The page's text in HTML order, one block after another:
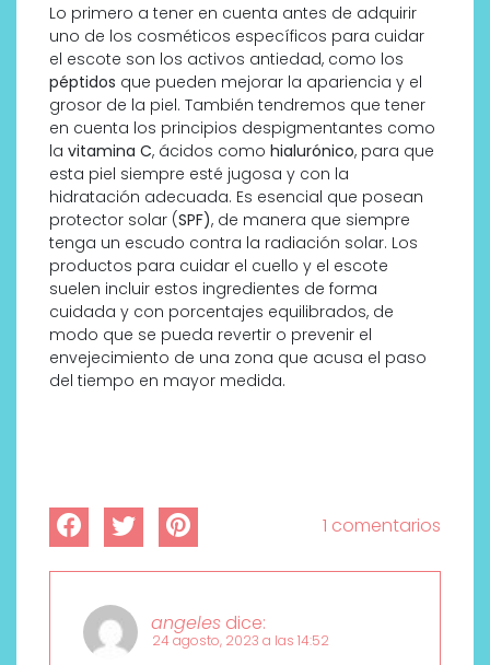
Lo primero a tener en cuenta antes de adquirir
uno de los cosméticos específicos para cuidar
el escote son los activos antiedad, como los
péptidos que pueden mejorar la apariencia y el
grosor de la piel. También tendremos que tener
en cuenta los principios despigmentantes como
la vitamina C, ácidos como hialurónico, para que
esta piel siempre esté jugosa y con la
hidratación adecuada. Es esencial que posean
protector solar (SPF), de manera que siempre
tenga un escudo contra la radiación solar. Los
productos para cuidar el cuello y el escote
suelen incluir estos ingredientes de forma
cuidada y con porcentajes equilibrados, de
modo que se pueda revertir o prevenir el
envejecimiento de una zona que acusa el paso
del tiempo en mayor medida.
1 comentarios
angeles dice:
24 agosto, 2023 a las 14:52